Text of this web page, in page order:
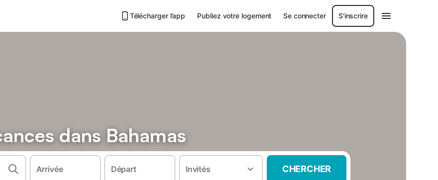
Télécharger l’app Publiez votre logement Se connecter S'inscrire
dans Bahamas
Arrivée Départ Invités CHERCHER